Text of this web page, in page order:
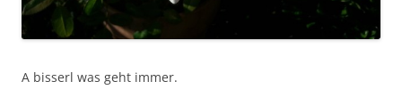
A bisserl was geht immer.